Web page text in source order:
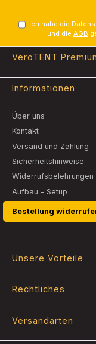
Ich habe die
und die AGB
VeroTENT
Informationen
Über uns
Kontakt
Versand und Zahlung
Sicherheitshinweise
Widerrufsbelehrungen
Aufbau - Setup
Bestellung
Unsere Vorteile
Versandarten
Rechtliches